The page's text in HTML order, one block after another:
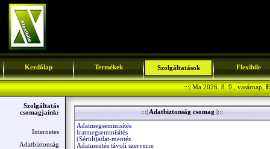
Kezdőlap Termékek Szolgáltatások Flexibile
:::| Ma 2026. 8. 9., vasárnap,
Szolgáltatás
csomagjaink:
Internetes
Adatbiztonság
:::| Adatbiztonság csomag |:::
Adatmegsemmisítés
Iratmegsemmisítés
(Sérült)adat-mentés
Adatmentés távoli szerverre